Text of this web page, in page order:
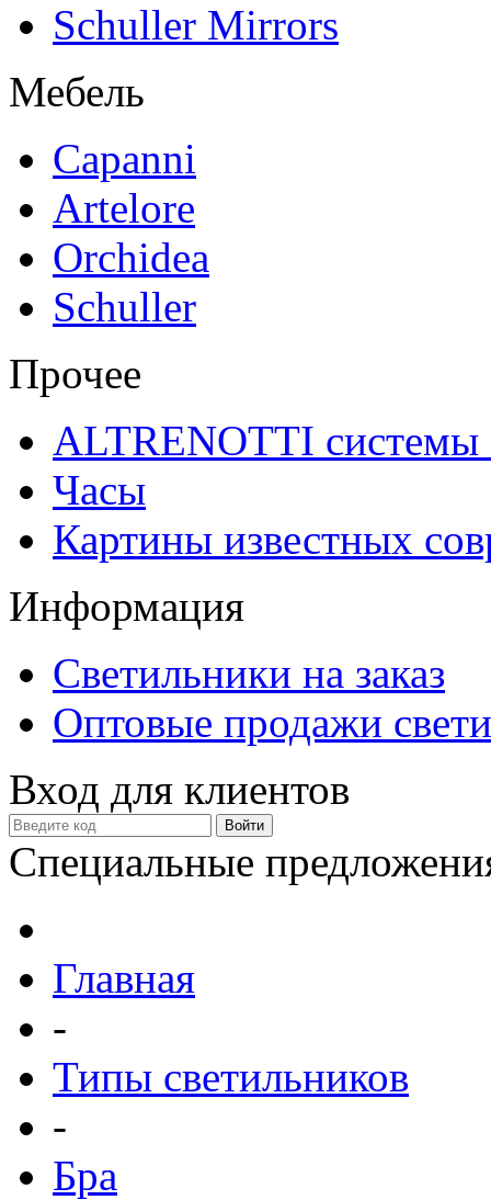
Schuller Mirrors
Мебель
Capanni
Artelore
Orchidea
Schuller
Прочее
ALTRENOTTI системы
Часы
Картины известных
Информация
Светильники на заказ
Оптовые продажи
Вход для клиентов
Специальные
Главная
-
Типы светильников
-
Бра